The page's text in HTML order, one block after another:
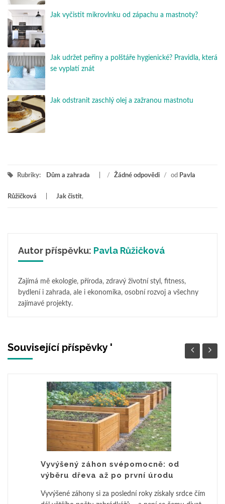
Jak vyčistit mikrovlnku od zápachu a mastnoty?
Jak udržet peřiny a polštáře hygienické? Pravidla, která
se vyplatí znát
Jak odstranit zaschlý olej a zažranou mastnotu
Rubriky: Dům a zahrada / Žádné odpovědi / od Pavla
Růžičková Jak čistit,
Autor příspěvku: Pavla Růžičková
Zajímá mě ekologie, příroda, zdravý životní styl, fitness,
bydlení i zahrada, ale i ekonomika, osobní rozvoj a všechny
zajímavé projekty.
Související příspěvky '
Vyvýšený záhon svépomocně: od
výběru dřeva až po první úrodu
Vyvýšené záhony si za poslední roky získaly srdce čím